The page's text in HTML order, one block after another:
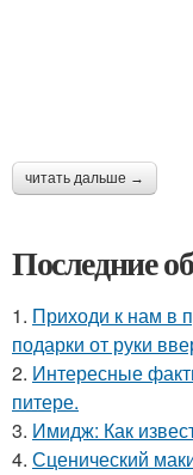
читать дальше →
Последние
1. Приходи к нам в
подарки от руки
2. Интересные
питере.
3. Имидж: Как
4. Сценический